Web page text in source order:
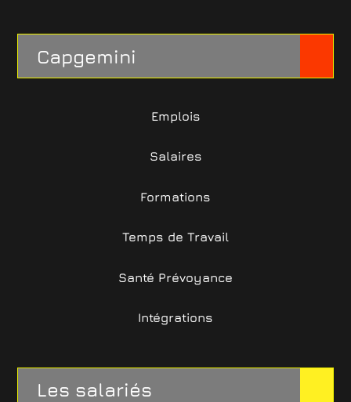
Capgemini
Emplois
Salaires
Formations
Temps de Travail
Santé Prévoyance
Intégrations
Les salariés